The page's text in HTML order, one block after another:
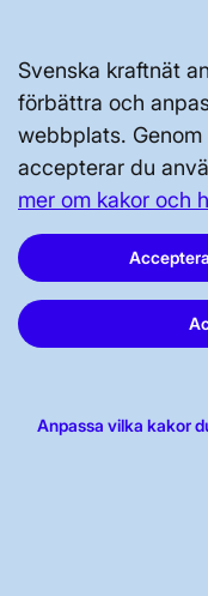
Svenska kraftnät
förbättra och
webbplats.
accepterar du
mer om kakor och
Anpassa vilka kakor
Svenska
Sundbyberg
Tel: 010-475
E-post:
Org.nr: